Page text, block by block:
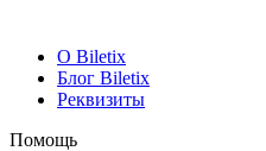
O Biletix
Блог Biletix
Реквизиты
Помощь